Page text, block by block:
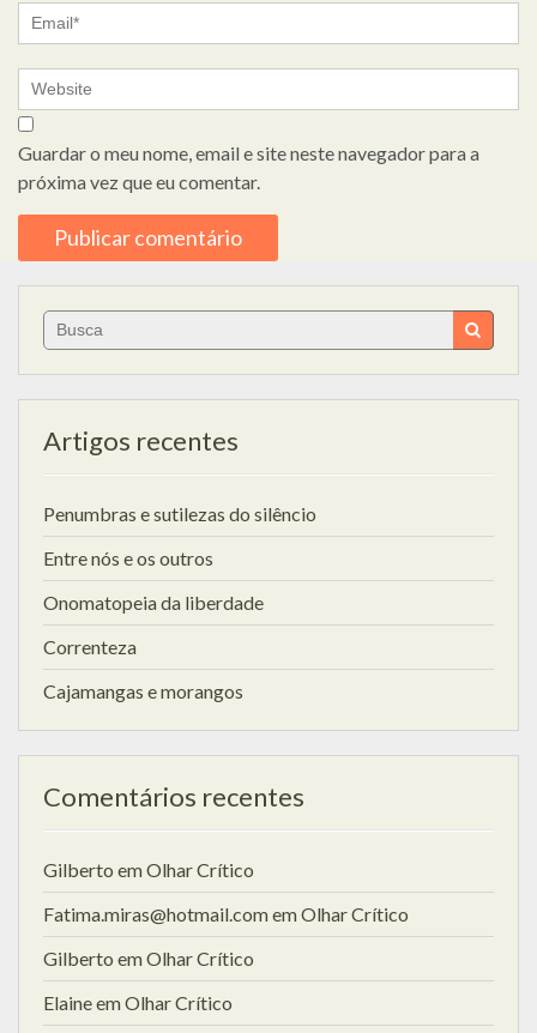
Guardar o meu nome, email e site neste navegador para a
próxima vez que eu comentar.
Search
for:
Artigos recentes
Penumbras e sutilezas do silêncio
Entre nós e os outros
Onomatopeia da liberdade
Correnteza
Cajamangas e morangos
Comentários recentes
Gilberto emOlhar Crítico
Fatima.miras@hotmail.comemOlhar Crítico
Gilberto emOlhar Crítico
ElaineemOlhar Crítico